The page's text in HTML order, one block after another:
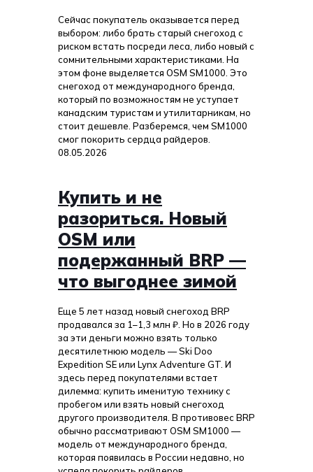
Сейчас покупатель оказывается перед
выбором: либо брать старый снегоход с
риском встать посреди леса, либо новый с
сомнительными характеристиками. На
этом фоне выделяется OSM SM1000. Это
снегоход от международного бренда,
который по возможностям не уступает
канадским туристам и утилитарникам, но
стоит дешевле. Разберемся, чем SM1000
смог покорить сердца райдеров.
08.05.2026
Купить и не
разориться. Новый
OSM или
подержанный BRP —
что выгоднее зимой
Еще 5 лет назад новый снегоход BRP
продавался за 1–1,3 млн ₽. Но в 2026 году
за эти деньги можно взять только
десятилетнюю модель — Ski Doo
Expedition SE или Lynx Adventure GT. И
здесь перед покупателями встает
дилемма: купить именитую технику с
пробегом или взять новый снегоход
другого производителя. В противовес BRP
обычно рассматривают OSM SM1000 —
модель от международного бренда,
которая появилась в России недавно, но